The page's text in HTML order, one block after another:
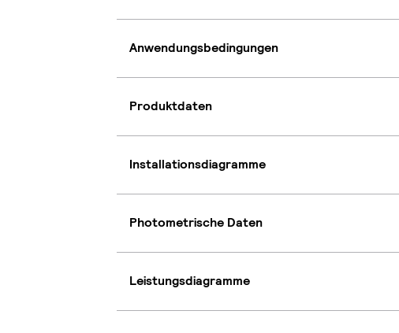
Anwendungsbedingungen
Produktdaten
Installationsdiagramme
Photometrische Daten
Leistungsdiagramme